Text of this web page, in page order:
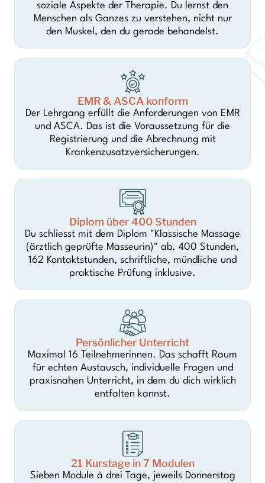
soziale Aspekte der Therapie. Du lernst den
Menschen als Ganzes zu verstehen, nicht nur
den Muskel, den du gerade behandelst.
EMR & ASCA konform
Der Lehrgang erfüllt die Anforderungen von EMR
und ASCA. Das ist die Voraussetzung für die
Registrierung und die Abrechnung mit
Krankenzusatzversicherungen.
Diplom über 400 Stunden
Du schliesst mit dem Diplom "Klassische Massage
(ärztlich geprüfte Masseurin)" ab. 400 Stunden,
162 Kontaktstunden, schriftliche, mündliche und
praktische Prüfung inklusive.
Persönlicher Unterricht
Maximal 16 Teilnehmerinnen. Das schafft Raum
für echten Austausch, individuelle Fragen und
praxisnahen Unterricht, in dem du dich wirklich
entfalten kannst.
21 Kurstage in 7 Modulen
Sieben Module à drei Tage, jeweils Donnerstag